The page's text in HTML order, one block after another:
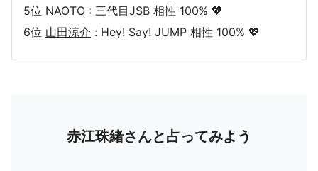
5位 NAOTO : 三代目JSB 相性 100% 💖
6位 山田涼介 : Hey! Say! JUMP 相性 100% 💖
赤江珠緒さんと占ってみよう